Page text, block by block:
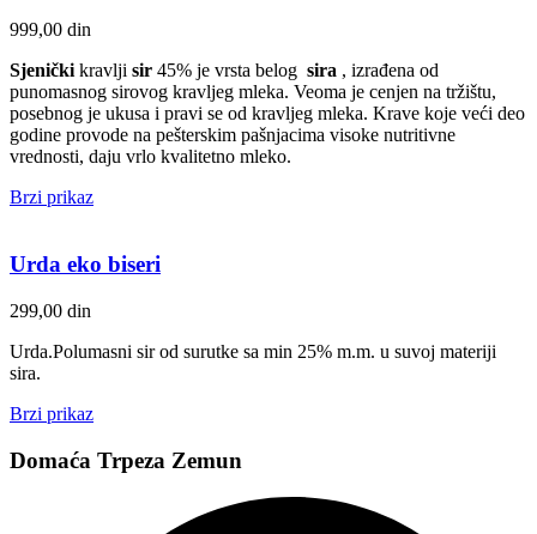
999,00 din
Sjenički kravlji sir 45% je vrsta belog sira , izrađena od
punomasnog sirovog kravljeg mleka. Veoma je cenjen na tržištu,
posebnog je ukusa i pravi se od kravljeg mleka. Krave koje veći deo
godine provode na pešterskim pašnjacima visoke nutritivne
vrednosti, daju vrlo kvalitetno mleko.
Brzi prikaz
Urda eko biseri
299,00 din
Urda.Polumasni sir od surutke sa min 25% m.m. u suvoj materiji
sira.
Brzi prikaz
Domaća Trpeza Zemun